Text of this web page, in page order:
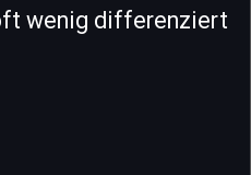
wenig differenziert